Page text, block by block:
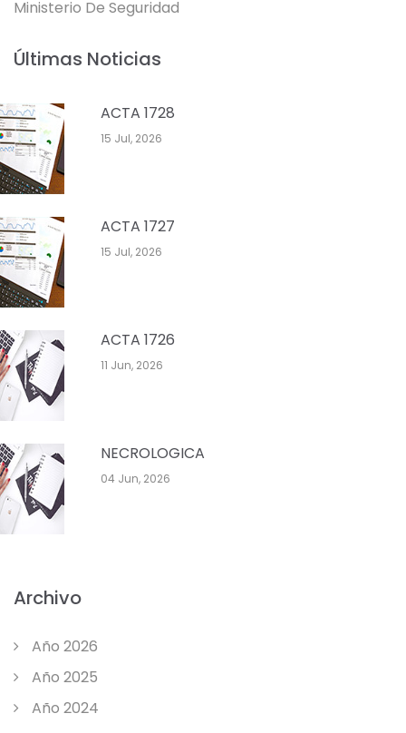
Ministerio De Seguridad
Últimas Noticias
ACTA 1728
15 Jul, 2026
ACTA 1727
15 Jul, 2026
ACTA 1726
11 Jun, 2026
NECROLOGICA
04 Jun, 2026
Archivo
Año 2026
Año 2025
Año 2024